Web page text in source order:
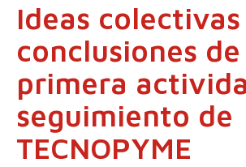
Ideas
conclusiones de
primera
seguimiento de
TECNOPYME